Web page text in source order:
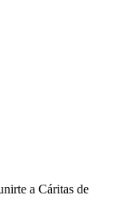
a Cáritas de